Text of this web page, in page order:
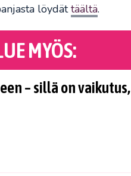
löydättäältä.
MYÖS:
– sillä on vaikutus,